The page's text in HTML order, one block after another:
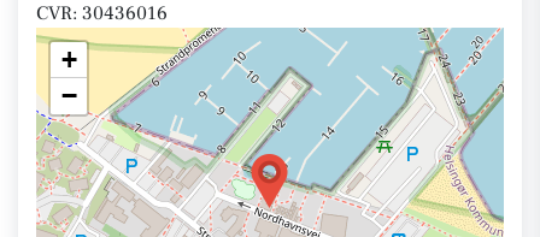
CVR: 30436016
+
−